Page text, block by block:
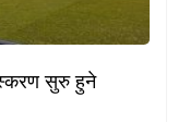
सुरु हुने